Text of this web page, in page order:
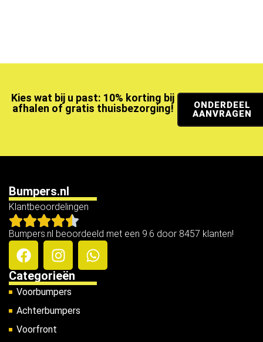
Kies wat bij u past: 10% korting bij
afhalen of gratis thuisbezorging!
ONDERDEEL
AANVRAGEN
Bumpers.nl
Klantbeoordelingen
Bumpers.nl beoordeeld met een 9.6 door 8457 klanten!
Categorieën
Voorbumpers
Achterbumpers
Voorfront